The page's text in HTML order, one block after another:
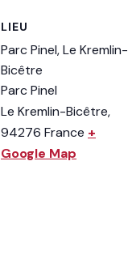
LIEU
Parc Pinel, Le Kremlin-
Bicêtre
Parc Pinel
Le Kremlin-Bicêtre,
94276 France +
Google Map